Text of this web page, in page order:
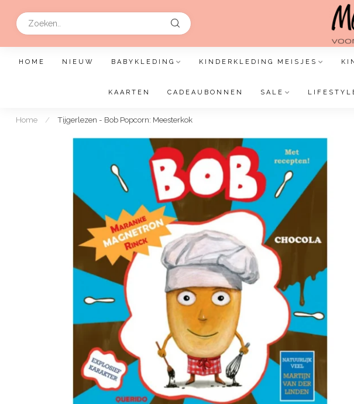
HOME NIEUW BABYKLEDING KINDERKLEDING MEISJES
KAARTEN CADEAUBONNEN SALE
Home / Tijgerlezen - Bob Popcorn: Meesterkok